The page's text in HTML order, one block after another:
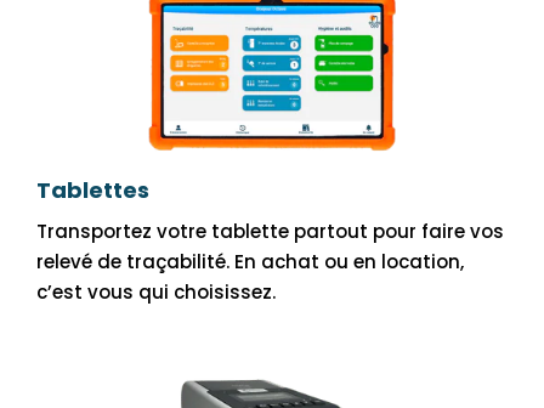
Tablettes
Transportez votre tablette partout pour faire vos
relevé de traçabilité. En achat ou en location,
c’est vous qui choisissez.